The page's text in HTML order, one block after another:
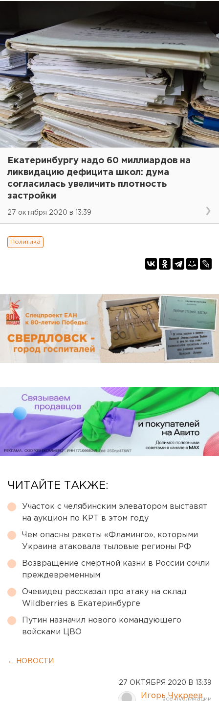
Екатеринбургу надо 60 миллиардов на
ликвидацию дефицита школ: дума
согласилась увеличить плотность
застройки
27 октября 2020 в 13:39
Политика
ЧИТАЙТЕ ТАКЖЕ:
Участок с челябинским элеватором выставят
на аукцион по КРТ в этом году
Чем опасны ракеты «Фламинго», которыми
Украина атаковала тыловые регионы РФ
Возвращение смертной казни в России сочли
преждевременным
Очевидец рассказал про атаку на склад
Wildberries в Екатеринбурге
Путин назначил нового командующего
войсками ЦВО
← НОВОСТИ
27 ОКТЯБРЯ 2020 В 13:39
Игорь Чукреев